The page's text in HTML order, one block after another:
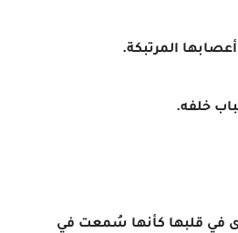
المرتبكة.
خلفه.
في قلبها كأنها سُمعت في